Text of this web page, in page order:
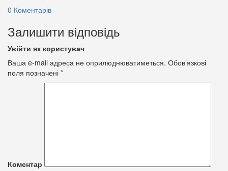
0 Коментарів
Залишити відповідь
Увійти як користувач
Ваша e-mail адреса не оприлюднюватиметься. Обов’язкові
поля позначені *
Коментар